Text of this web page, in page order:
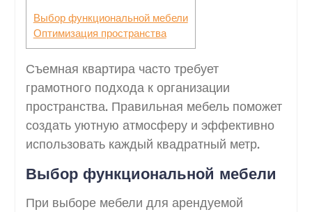
Выбор функциональной мебели
Оптимизация пространства
Съемная квартира часто требует
грамотного подхода к организации
пространства. Правильная мебель поможет
создать уютную атмосферу и эффективно
использовать каждый квадратный метр.
Выбор функциональной мебели
При выборе мебели для арендуемой